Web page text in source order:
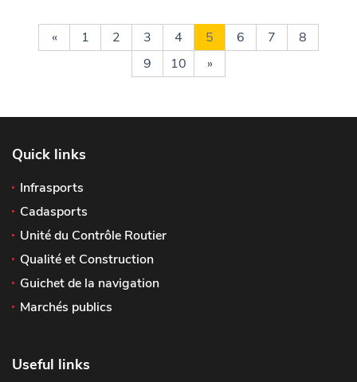
« 1 2 3 4 5 6 7
8
9
10 »
Quick links
Infrasports
Cadasports
Unité du Contrôle Routier
Qualité et Construction
Guichet de la navigation
Marchés publics
Useful links